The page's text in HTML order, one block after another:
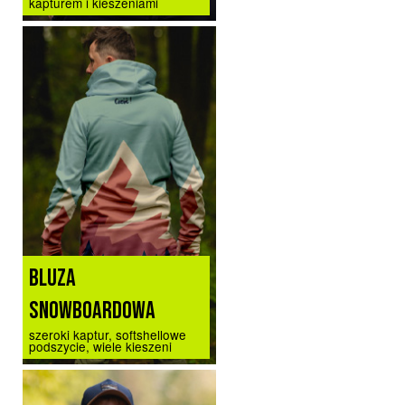
BLUZA
SNOWBOARDOWA
szeroki kaptur, softshellowe
podszycie, wiele kieszeni